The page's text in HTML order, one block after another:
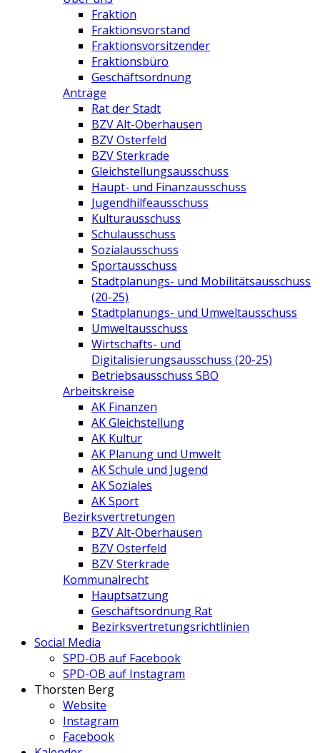
Fraktion
Fraktionsvorstand
Fraktionsvorsitzender
Fraktionsbüro
Geschäftsordnung
Anträge
Rat der Stadt
BZV Alt-Oberhausen
BZV Osterfeld
BZV Sterkrade
Gleichstellungsausschuss
Haupt- und Finanzausschuss
Jugendhilfeausschuss
Kulturausschuss
Schulausschuss
Sozialausschuss
Sportausschuss
Stadtplanungs- und Mobilitätsausschuss
(20-25)
Stadtplanungs- und Umweltausschuss
Umweltausschuss
Wirtschafts- und
Digitalisierungsausschuss (20-25)
Betriebsausschuss SBO
Arbeitskreise
AK Finanzen
AK Gleichstellung
AK Kultur
AK Planung und Umwelt
AK Schule und Jugend
AK Soziales
AK Sport
Bezirksvertretungen
BZV Alt-Oberhausen
BZV Osterfeld
BZV Sterkrade
Kommunalrecht
Hauptsatzung
Geschäftsordnung Rat
Bezirksvertretungs­richtlinien
Social Media
SPD-OB auf Facebook
SPD-OB auf Instagram
Thorsten Berg
Website
Instagram
Facebook